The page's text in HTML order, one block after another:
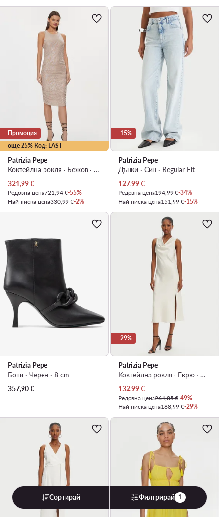
още 25% Код: LAST
Промоция
Patrizia Pepe
Коктейлна рокля · Бежов · Миди
Актуална цена
321,99€
Редовна цена721,94 €-55%
Най-ниска цена330,99 €-2%
-15%
Patrizia Pepe
Дънки · Син · Regular Fit
Актуална цена
127,99€
Редовна цена194,99 €-34%
Най-ниска цена151,99 €-15%
Patrizia Pepe
Боти · Черен · 8 cm
357,90€
-29%
Patrizia Pepe
Коктейлна рокля · Екрю · Миди
Актуална цена
132,99€
Редовна цена264,85 €-49%
Най-ниска цена188,99 €-29%
Сортирай Филтрирай 1